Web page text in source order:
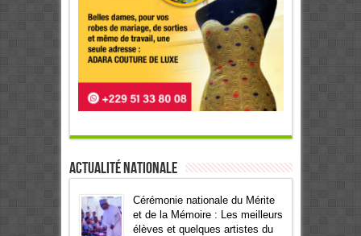
Actualité Nationale
Cérémonie nationale du Mérite
et de la Mémoire : Les meilleurs
élèves et quelques artistes du